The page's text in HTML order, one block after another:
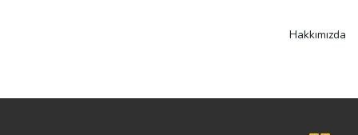
Hakkımızda